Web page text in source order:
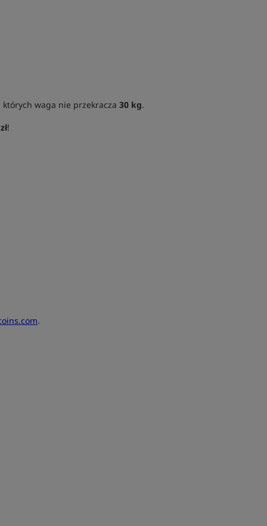
których waga nie przekracza 30 kg.
!
.